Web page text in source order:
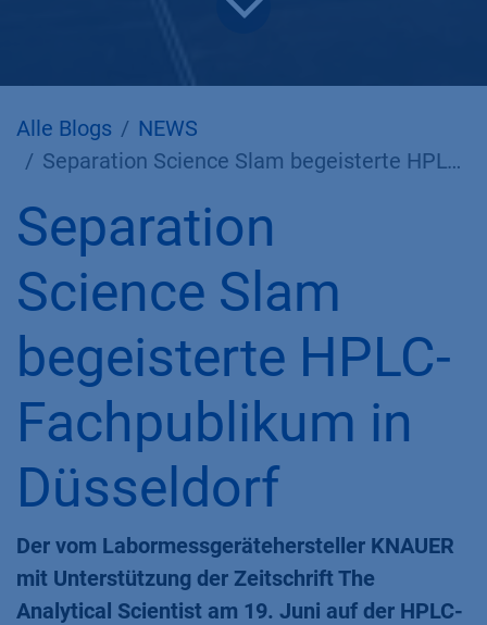
Alle Blogs
NEWS
Separation Science Slam begeisterte HPLC-Fachpublikum in Düsseldorf
Separation
Science Slam
begeisterte HPLC-
Fachpublikum in
Düsseldorf
Der vom Labormessgerätehersteller KNAUER
mit Unterstützung der Zeitschrift The
Analytical Scientist am 19. Juni auf der HPLC-